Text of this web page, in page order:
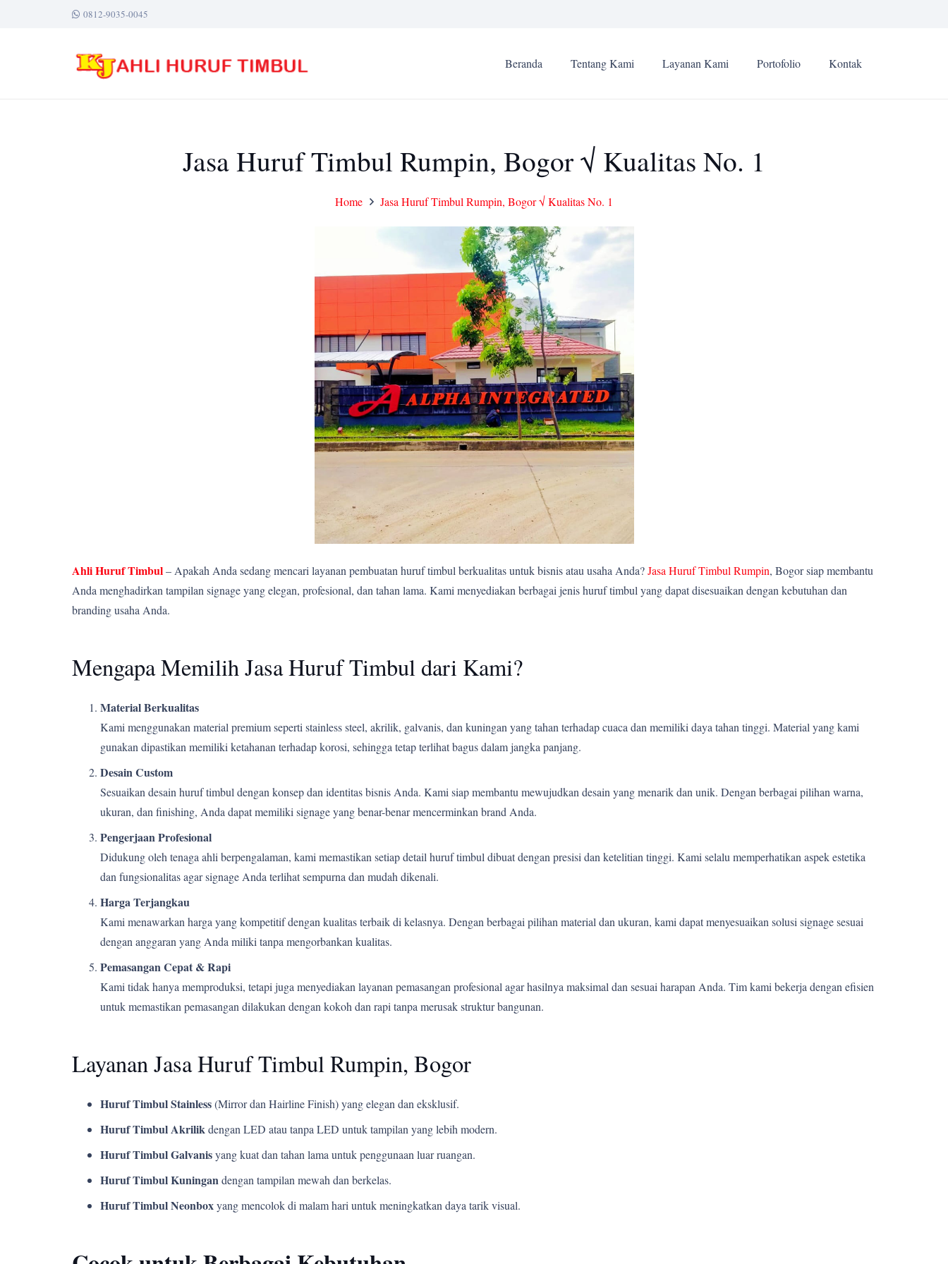
0812-9035-0045
Beranda Tentang Kami Layanan Kami Portofolio Kontak
Jasa Huruf Timbul Rumpin, Bogor √ Kualitas No. 1
Home Jasa Huruf Timbul Rumpin, Bogor √ Kualitas No. 1
Ahli Huruf Timbul– Apakah Anda sedang mencari layanan pembuatan huruf timbul berkualitas untuk bisnis atau usaha Anda?Jasa Huruf Timbul Rumpin, Bogor siap membantu
Anda menghadirkan tampilan signage yang elegan, profesional, dan tahan lama. Kami menyediakan berbagai jenis huruf timbul yang dapat disesuaikan dengan kebutuhan dan
branding usaha Anda.
Mengapa Memilih Jasa Huruf Timbul dari Kami?
Material Berkualitas
Kami menggunakan material premium seperti stainless steel, akrilik, galvanis, dan kuningan yang tahan terhadap cuaca dan memiliki daya tahan tinggi. Material yang kami
gunakan dipastikan memiliki ketahanan terhadap korosi, sehingga tetap terlihat bagus dalam jangka panjang.
Desain Custom
Sesuaikan desain huruf timbul dengan konsep dan identitas bisnis Anda. Kami siap membantu mewujudkan desain yang menarik dan unik. Dengan berbagai pilihan warna,
ukuran, dan finishing, Anda dapat memiliki signage yang benar-benar mencerminkan brand Anda.
Pengerjaan Profesional
Didukung oleh tenaga ahli berpengalaman, kami memastikan setiap detail huruf timbul dibuat dengan presisi dan ketelitian tinggi. Kami selalu memperhatikan aspek estetika
dan fungsionalitas agar signage Anda terlihat sempurna dan mudah dikenali.
Harga Terjangkau
Kami menawarkan harga yang kompetitif dengan kualitas terbaik di kelasnya. Dengan berbagai pilihan material dan ukuran, kami dapat menyesuaikan solusi signage sesuai
dengan anggaran yang Anda miliki tanpa mengorbankan kualitas.
Pemasangan Cepat & Rapi
Kami tidak hanya memproduksi, tetapi juga menyediakan layanan pemasangan profesional agar hasilnya maksimal dan sesuai harapan Anda. Tim kami bekerja dengan efisien
untuk memastikan pemasangan dilakukan dengan kokoh dan rapi tanpa merusak struktur bangunan.
Layanan Jasa Huruf Timbul Rumpin, Bogor
Huruf Timbul Stainless(Mirror dan Hairline Finish) yang elegan dan eksklusif.
Huruf Timbul Akrilikdengan LED atau tanpa LED untuk tampilan yang lebih modern.
Huruf Timbul Galvanisyang kuat dan tahan lama untuk penggunaan luar ruangan.
Huruf Timbul Kuningandengan tampilan mewah dan berkelas.
Huruf Timbul Neonboxyang mencolok di malam hari untuk meningkatkan daya tarik visual.